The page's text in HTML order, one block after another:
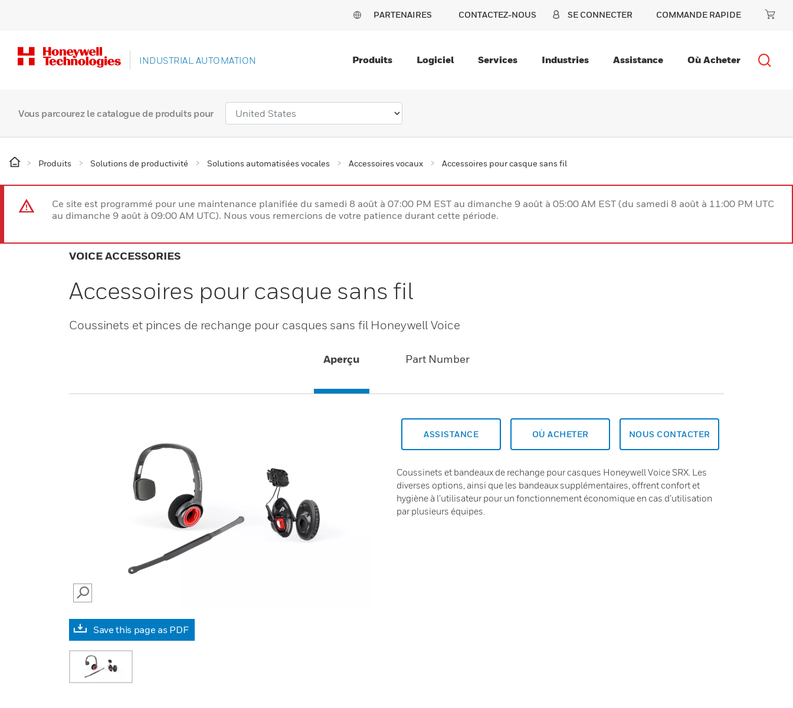
PARTENAIRES CONTACTEZ-NOUS SE CONNECTER COMMANDE RAPIDE
INDUSTRIAL AUTOMATION Produits Logiciel Services Industries Assistance Où Acheter
Vous parcourez le catalogue de produits pour
Produits Solutions de productivité Solutions automatisées vocales Accessoires vocaux Accessoires pour casque sans fil
Ce site est programmé pour une maintenance planifiée du samedi 8 août à 07:00 PM EST au dimanche 9 août à 05:00 AM EST (du samedi 8 août à 11:00 PM UTC
au dimanche 9 août à 09:00 AM UTC). Nous vous remercions de votre patience durant cette période.
VOICE ACCESSORIES
Accessoires pour casque sans fil
Coussinets et pinces de rechange pour casques sans fil Honeywell Voice
Aperçu Part Number
SEARCH
Save this page as PDF
ASSISTANCE OÙ ACHETER NOUS CONTACTER
Coussinets et bandeaux de rechange pour casques Honeywell Voice SRX. Les
diverses options, ainsi que les bandeaux supplémentaires, offrent confort et
hygiène à l’utilisateur pour un fonctionnement économique en cas d’utilisation
par plusieurs équipes.